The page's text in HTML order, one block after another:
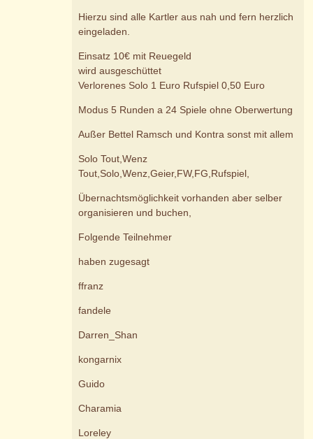
Hierzu sind alle Kartler aus nah und fern herzlich
eingeladen.
Einsatz 10€ mit Reuegeld
wird ausgeschüttet
Verlorenes Solo 1 Euro Rufspiel 0,50 Euro
Modus 5 Runden a 24 Spiele ohne Oberwertung
Außer Bettel Ramsch und Kontra sonst mit allem
Solo Tout,Wenz
Tout,Solo,Wenz,Geier,FW,FG,Rufspiel,
Übernachtsmöglichkeit vorhanden aber selber
organisieren und buchen,
Folgende Teilnehmer
haben zugesagt
ffranz
fandele
Darren_Shan
kongarnix
Guido
Charamia
Loreley